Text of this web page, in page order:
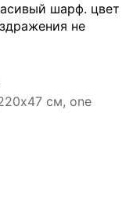
шарф. цвет
не
см, one